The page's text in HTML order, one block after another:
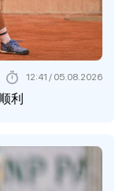
利
12:41 / 05.08.2026